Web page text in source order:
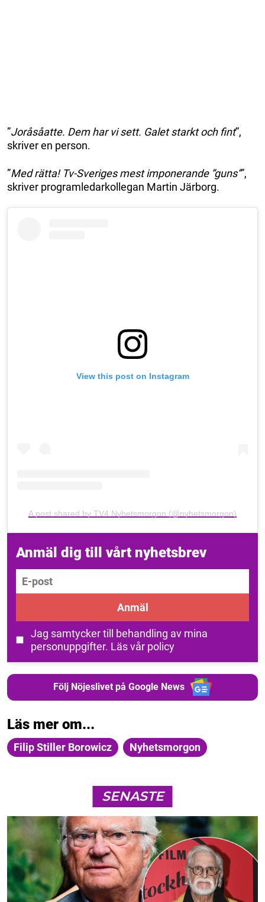
”Joråsåatte. Dem har vi sett. Galet starkt och fint”,
skriver en person.
”Med rätta! Tv-Sveriges mest imponerande ”guns””,
skriver programledarkollegan Martin Järborg.
View this post on Instagram
A post shared by TV4 Nyhetsmorgon (@nyhetsmorgon)
Anmäl dig till vårt nyhetsbrev
E-post
Anmäl
Jag samtycker till behandling av mina
personuppgifter. Läs vår policy
Följ Nöjeslivet på Google News
Läs mer om...
Filip Stiller Borowicz Nyhetsmorgon
SENASTE